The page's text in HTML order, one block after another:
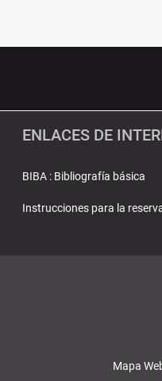
ENLACES DE
BIBA : Bibliografía básica
Instrucciones para la
Mapa